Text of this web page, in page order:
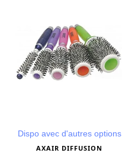
Dispo avec d'autres options
AXAIR DIFFUSION